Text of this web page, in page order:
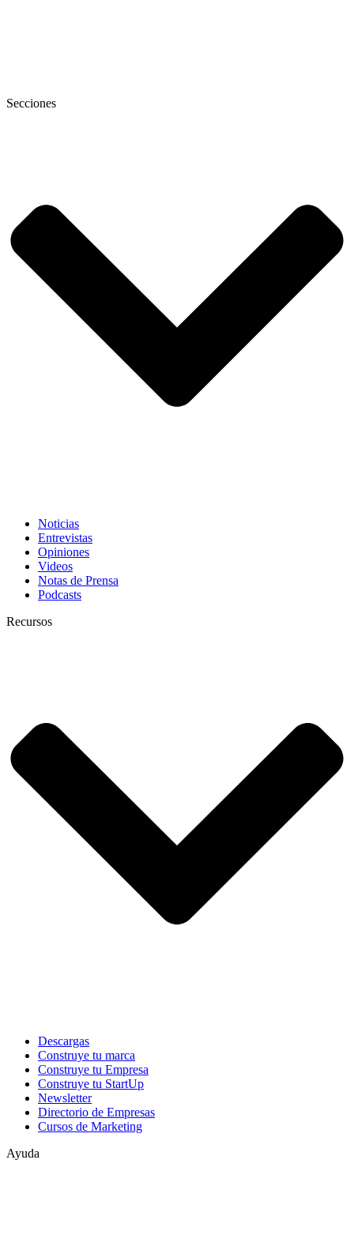
Secciones
Noticias
Entrevistas
Opiniones
Videos
Notas de Prensa
Podcasts
Recursos
Descargas
Construye tu marca
Construye tu Empresa
Construye tu StartUp
Newsletter
Directorio de Empresas
Cursos de Marketing
Ayuda